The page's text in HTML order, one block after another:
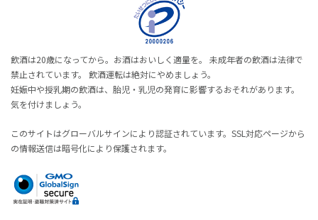
飲酒は20歳になってから。お酒はおいしく適量を。 未成年者の飲酒は法律で
禁止されています。 飲酒運転は絶対にやめましょう。
妊娠中や授乳期の飲酒は、胎児・乳児の発育に影響するおそれがあります。
気を付けましょう。
このサイトはグローバルサインにより認証されています。SSL対応ページから
の情報送信は暗号化により保護されます。